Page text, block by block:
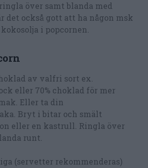
över samt blanda med
det också gott att ha någon msk
i popcornen.
av valfri sort ex.
eller 70% choklad för mer
Eller ta din
Bryt i bitar och smält
eller en kastrull. Ringla över
runt.
(servetter rekommenderas)